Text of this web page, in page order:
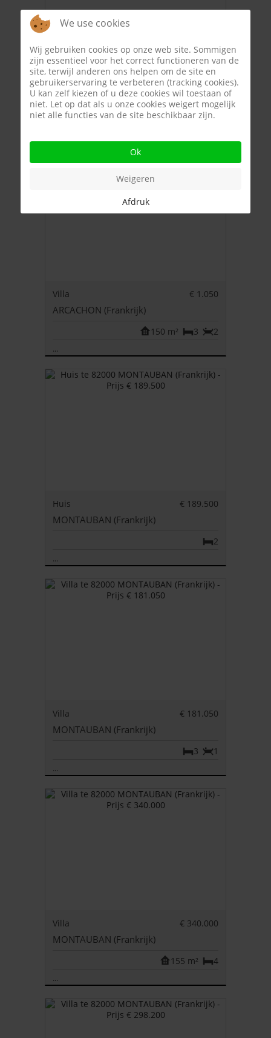
Riad € 275.000
AGADIR (Marokko)
2
3
100 m²
...
Villa € 1.050
ARCACHON (Frankrijk)
2
3
150 m²
...
Huis € 189.500
MONTAUBAN (Frankrijk)
2
...
Villa € 181.050
MONTAUBAN (Frankrijk)
1
3
...
Villa € 340.000
MONTAUBAN (Frankrijk)
4
155 m²
...
We use cookies
Wij gebruiken cookies op onze web site. Sommigen
zijn essentieel voor het correct functioneren van de
site, terwijl anderen ons helpen om de site en
gebruikerservaring te verbeteren (tracking cookies).
U kan zelf kiezen of u deze cookies wil toestaan of
niet. Let op dat als u onze cookies weigert mogelijk
niet alle functies van de site beschikbaar zijn.
Ok
Weigeren
Afdruk